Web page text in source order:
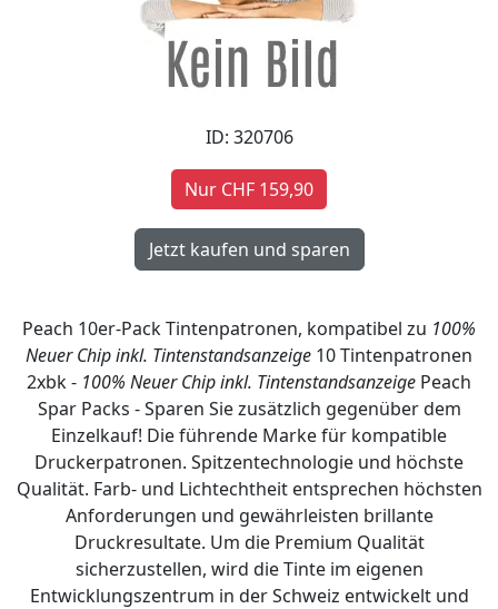
ID: 320706
Nur CHF 159,90
Peach 10er-Pack Tintenpatronen, kompatibel zu 100%
Neuer Chip inkl. Tintenstandsanzeige 10 Tintenpatronen
2xbk - 100% Neuer Chip inkl. Tintenstandsanzeige Peach
Spar Packs - Sparen Sie zusätzlich gegenüber dem
Einzelkauf! Die führende Marke für kompatible
Druckerpatronen. Spitzentechnologie und höchste
Qualität. Farb- und Lichtechtheit entsprechen höchsten
Anforderungen und gewährleisten brillante
Druckresultate. Um die Premium Qualität
sicherzustellen, wird die Tinte im eigenen
Entwicklungszentrum in der Schweiz entwickelt und